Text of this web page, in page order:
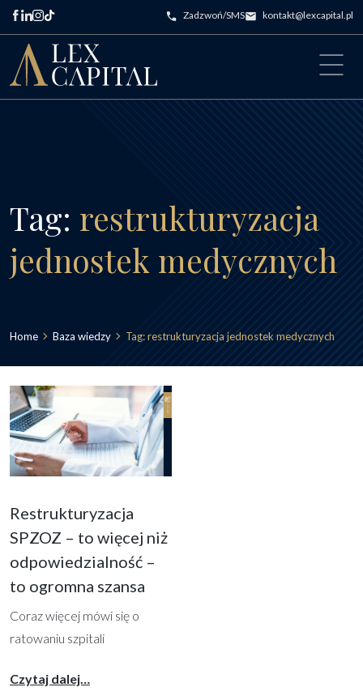
Przejdź do treści Zadzwoń/SMS kontakt@lexcapital.pl
Main Navigation
Tag: restrukturyzacja
jednostek medycznych
Home Baza wiedzy Tag:restrukturyzacja jednostek medycznych
Restrukturyzacja
SPZOZ – to więcej niż
odpowiedzialność –
to ogromna szansa
Coraz więcej mówi się o
ratowaniu szpitali
wszystkim poprzez
Czytaj dalej…